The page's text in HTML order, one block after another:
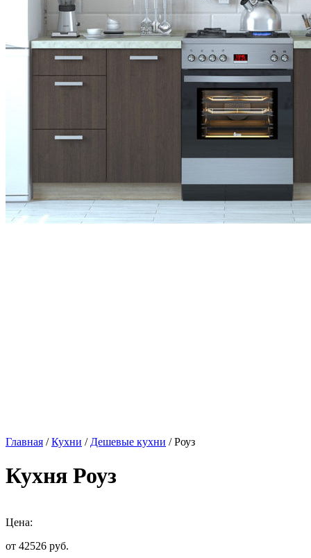
Главная /Кухни / Дешевые кухни / Роуз
Кухня Роуз
Цена:
от 42526 руб.